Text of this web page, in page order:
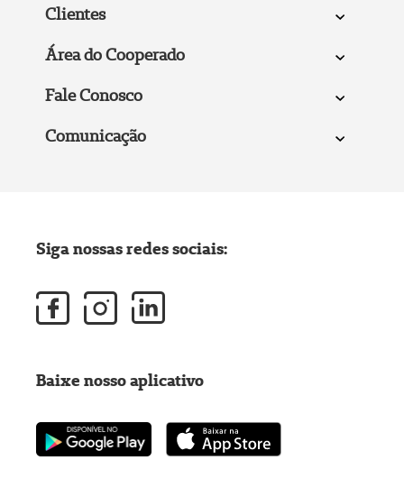
Clientes
Área do Cooperado
Fale Conosco
Comunicação
Siga nossas redes sociais:
Baixe nosso aplicativo